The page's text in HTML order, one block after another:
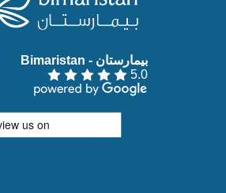
بيمارستان - Bimaristan‏
5.0